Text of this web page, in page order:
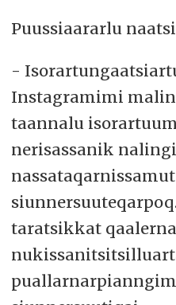
Puussiaararlu
-
Instagramimi
taannalu
nerisassanik
nassataqarnissamut
taratsikkat